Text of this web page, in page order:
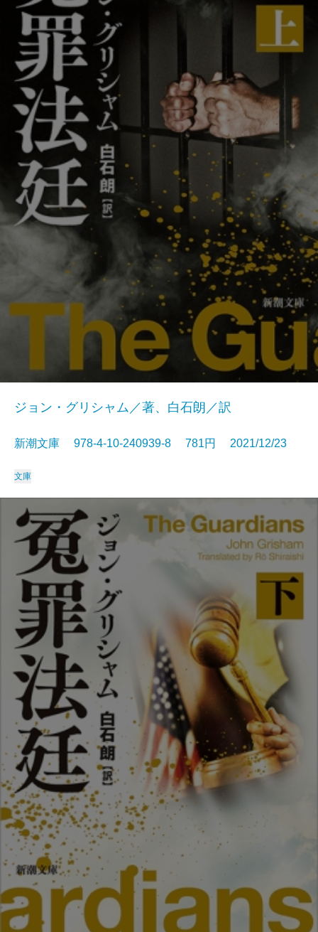
ジョン・グリシャム／著、白石朗／訳
新潮文庫 978-4-10-240939-8 781円 2021/12/23
文庫